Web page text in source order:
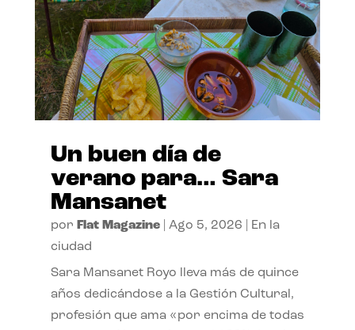
Un buen día de
verano para… Sara
Mansanet
por Flat Magazine| Ago 5, 2026
En la
ciudad
Sara Mansanet Royo lleva más de quince
años dedicándose a la Gestión Cultural,
profesión que ama «por encima de todas